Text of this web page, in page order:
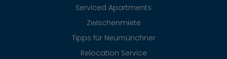
Serviced Apartments
Zwischenmiete
Tipps für Neumünchner
Relocation Service